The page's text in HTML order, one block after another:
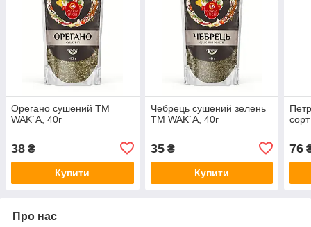
Орегано сушений TM
WAK`A, 40г
38 ₴
Купити
Чебрець сушений зелень
TM WAK`A, 40г
35₴
Купити
76
Про нас